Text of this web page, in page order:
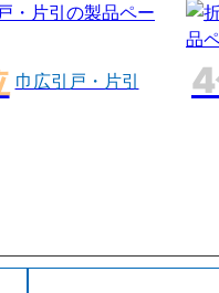
巾広引戸・片引